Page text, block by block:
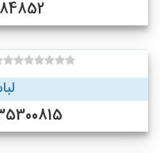
09135300815